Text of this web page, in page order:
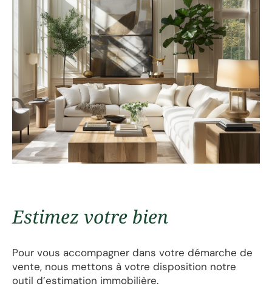
Estimez votre bien
Pour vous accompagner dans votre démarche de
vente, nous mettons à votre disposition notre
outil d’estimation immobilière.